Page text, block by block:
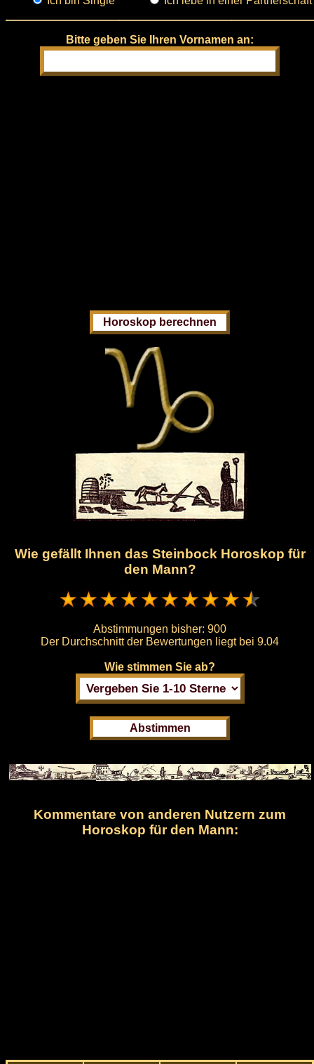
Bitte geben Sie Ihren Vornamen an:
Wie gefällt Ihnen das Steinbock Horoskop für
den Mann?
Abstimmungen bisher: 900
Der Durchschnitt der Bewertungen liegt bei 9.04
Wie stimmen Sie ab?
Kommentare von anderen Nutzern zum
Horoskop für den Mann: